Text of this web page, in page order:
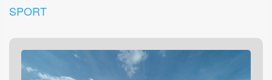
SPORT